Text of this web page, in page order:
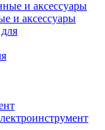
и аксессуары